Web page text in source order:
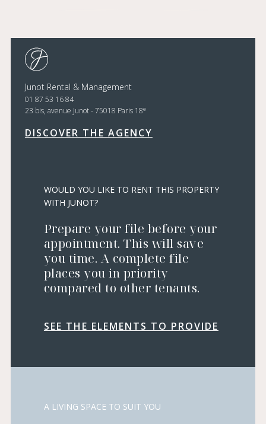
Junot Rental & Management
01 87 53 16 84
23 bis, avenue Junot - 75018 Paris 18e
DISCOVER THE AGENCY
WOULD YOU LIKE TO RENT THIS PROPERTY
WITH JUNOT?
Prepare your file before your
appointment. This will save
you time. A complete file
places you in priority
compared to other tenants.
SEE THE ELEMENTS TO PROVIDE
A LIVING SPACE TO SUIT YOU